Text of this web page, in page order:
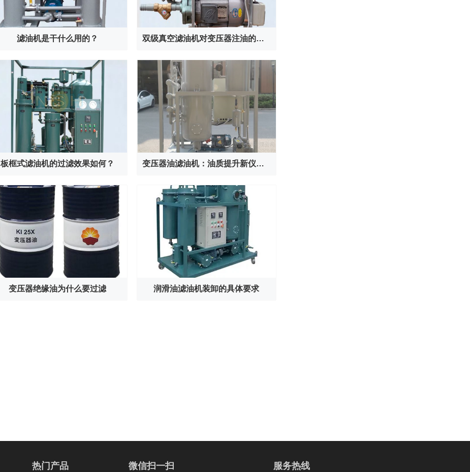
滤油机是干什么用的？ 双级真空滤油机对变压器注油的过程
板框式滤油机的过滤效果如何？ 变压器油滤油机：油质提升新仪器，电力运行更稳定
变压器绝缘油为什么要过滤 润滑油滤油机装卸的具体要求
热门产品 微信扫一扫 服务热线